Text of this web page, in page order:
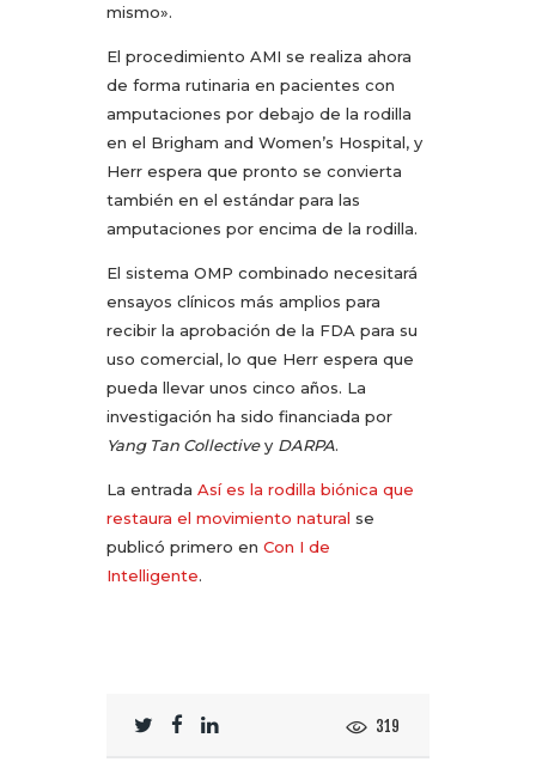
mismo».
El procedimiento AMI se realiza ahora
de forma rutinaria en pacientes con
amputaciones por debajo de la rodilla
en el Brigham and Women’s Hospital, y
Herr espera que pronto se convierta
también en el estándar para las
amputaciones por encima de la rodilla.
El sistema OMP combinado necesitará
ensayos clínicos más amplios para
recibir la aprobación de la FDA para su
uso comercial, lo que Herr espera que
pueda llevar unos cinco años. La
investigación ha sido financiada por
Yang Tan Collectivey DARPA.
La entrada Así es la rodilla biónica que
restaura el movimiento natural se
publicó primero en Con I de
Intelligente.
319